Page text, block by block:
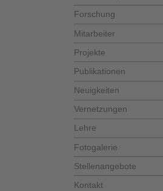
Forschung
Mitarbeiter
Projekte
Publikationen
Neuigkeiten
Vernetzungen
Lehre
Fotogalerie
Stellenangebote
Kontakt